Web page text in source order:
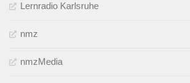
Lernradio Karlsruhe
nmz
nmzMedia